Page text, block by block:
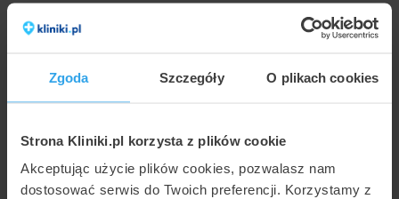
Zgoda Szczegóły O plikach cookies
Strona Kliniki.pl korzysta z plików cookie
Akceptując użycie plików cookies, pozwalasz nam
dostosować serwis do Twoich preferencji. Korzystamy z